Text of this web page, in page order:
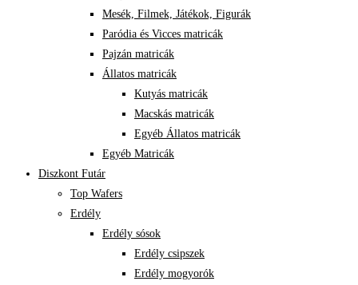
Mesék, Filmek, Játékok, Figurák
Paródia és Vicces matricák
Pajzán matricák
Állatos matricák
Kutyás matricák
Macskás matricák
Egyéb Állatos matricák
Egyéb Matricák
Diszkont Futár
Top Wafers
Erdély
Erdély sósok
Erdély csipszek
Erdély mogyorók